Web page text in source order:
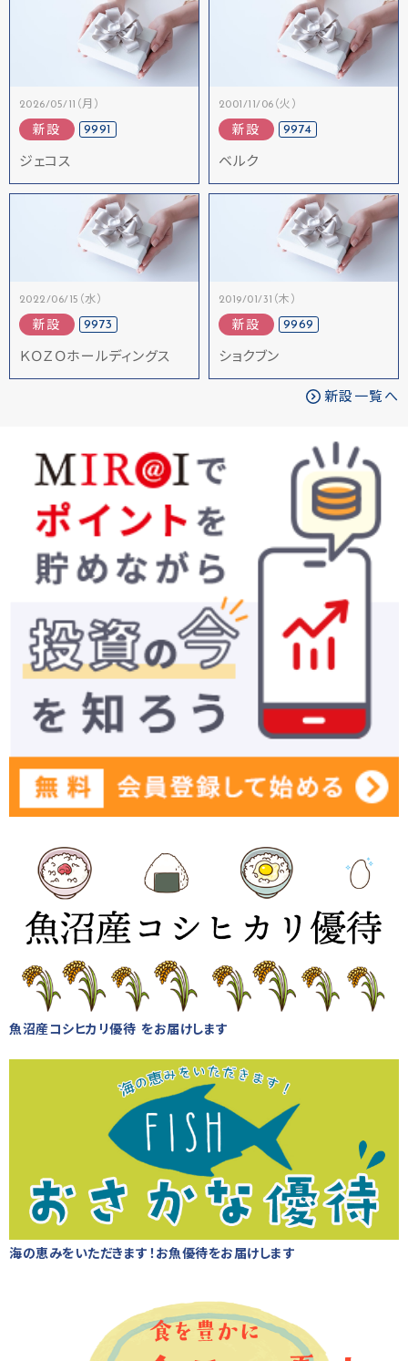
2026/05/11（月）
新設 9991
ジェコス
2001/11/06（火）
新設 9974
ベルク
2022/06/15（水）
新設 9973
ＫＯＺＯホールディングス
2019/01/31（木）
新設 9969
ショクブン
新設一覧へ
魚沼産コシヒカリ優待 をお届けします
海の恵みをいただきます！お魚優待をお届けします